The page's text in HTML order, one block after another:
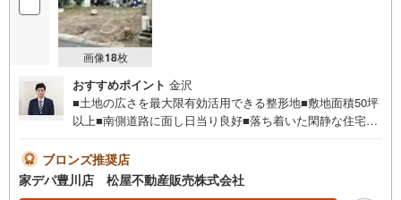
画像18枚
おすすめポイント 金沢
■土地の広さを最大限有効活用できる整形地■敷地面積50坪
以上■南側道路に面し日当り良好■落ち着いた閑静な住宅地
ん！■前面道路も広々！ ●家デパ 松屋不動産販売 のつよ
み●・豊橋市・豊川市・知立市・浜松市の4店舗営業中！三
河エリア・遠州エリアの物件ならおまかせください。新築
ブロンズ推奨店
家デパ豊川店 松屋不動産販売株式会社